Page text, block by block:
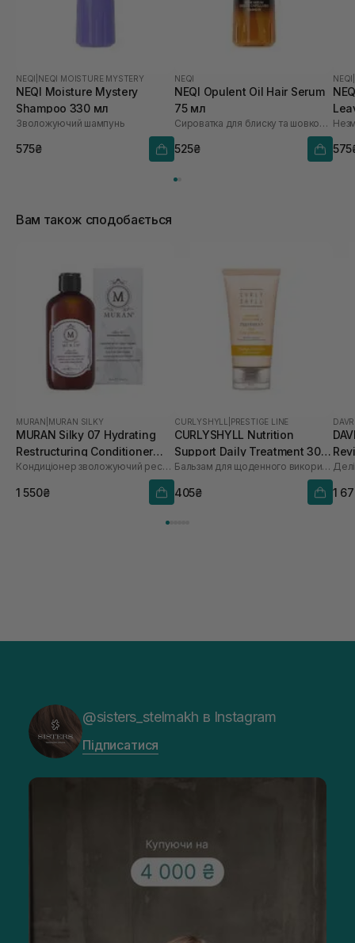
NEQI NEQI MOISTURE MYSTERY
NEQI Moisture Mystery
Shampoo 330 мл
Зволожуючий шампунь
575₴
NEQI
NEQI Opulent Oil Hair Serum
75 мл
Cироватка для блиску та шовковистості волосся
525₴
NEQI
Вам також сподобається
MURAN MURAN SILKY
MURAN Silky 07 Hydrating
Restructuring Conditioner
250 мл
Кондиціонер зволожуючий реструктуруючий для волосся
1 550₴
CURLYSHYLL PRESTIGE LINE
CURLYSHYLL Nutrition
Support Daily Treatment 30
мл
Бальзам для щоденного використання для пошкодженого волосся
405₴
мл
1
@sisters_stelmakh в Instagram
Підписатися